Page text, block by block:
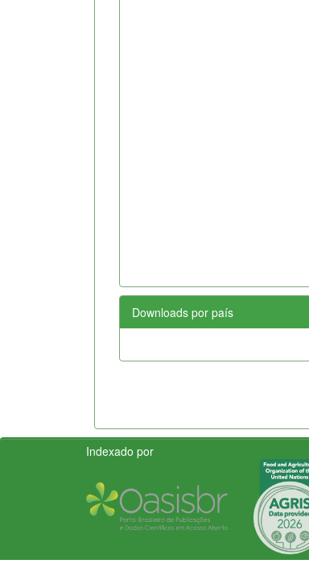
Downloads por país
Indexado por